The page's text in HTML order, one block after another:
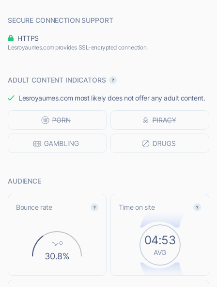
SECURE CONNECTION SUPPORT
HTTPS
Lesroyaumes.com provides SSL-encrypted connection.
ADULT CONTENT INDICATORS
Lesroyaumes.com most likely does not offer any adult content.
AUDIENCE
Bounce rate
30.8%
Time on site
04:53
AVG